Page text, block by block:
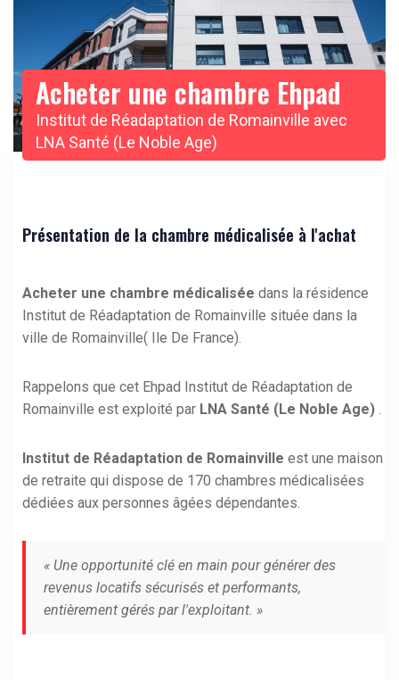
Acheter une chambre Ehpad
Institut de Réadaptation de Romainville avec
LNA Santé (Le Noble Age)
Présentation de la chambre médicalisée à l'achat
Acheter une chambre médicalisée dans la résidence
Institut de Réadaptation de Romainville située dans la
ville de Romainville( Ile De France).
Rappelons que cet Ehpad Institut de Réadaptation de
Romainville est exploité par LNA Santé (Le Noble Age)
Institut de Réadaptation de Romainville est une maison
de retraite qui dispose de 170 chambres médicalisées
dédiées aux personnes âgées dépendantes.
« Une opportunité clé en main pour générer des
revenus locatifs sécurisés et performants,
entièrement gérés par l'exploitant. »